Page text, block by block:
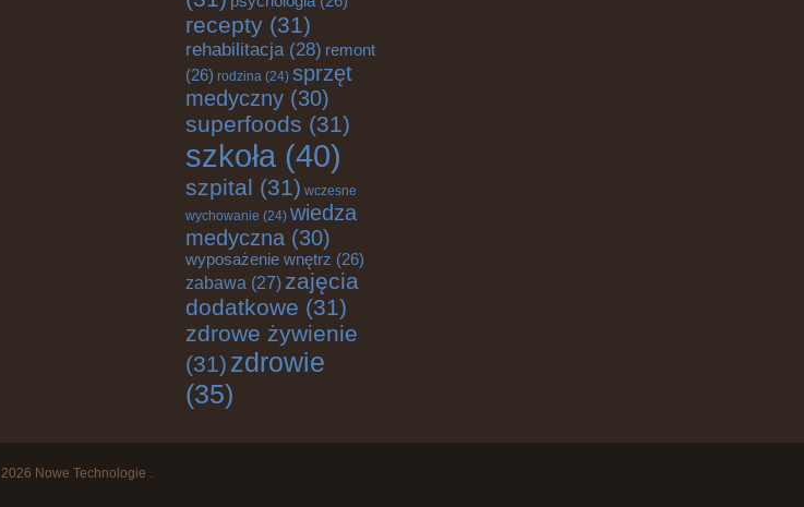
recepty (31)
rehabilitacja(28) remont
(26) rodzina (24) sprzęt
medyczny (30)
superfoods (31)
szkoła (40)
szpital (31) wczesne
wychowanie (24) wiedza
medyczna (30)
wyposażenie wnętrz (26)
zabawa (27) zajęcia
dodatkowe (31)
zdrowe żywienie
(31) zdrowie
(35)
2026 Nowe Technologie .